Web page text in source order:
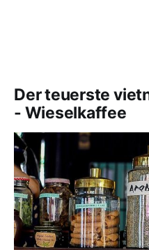
Der teuerste
- Wieselkaffee